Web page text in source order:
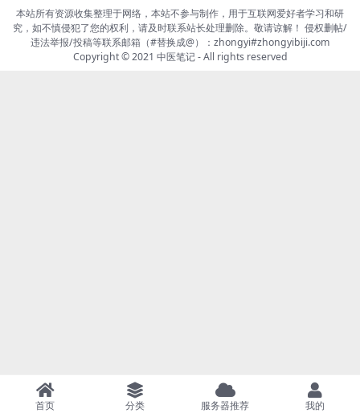
本站所有资源收集整理于网络，本站不参与制作，用于互联网爱好者学习和研
究，如不慎侵犯了您的权利，请及时联系站长处理删除。敬请谅解！ 侵权删帖/
违法举报/投稿等联系邮箱（#替换成@）：zhongyi#zhongyibiji.com
Copyright © 2021 中医笔记- All rights reserved
首页 分类 服务器推荐 我的